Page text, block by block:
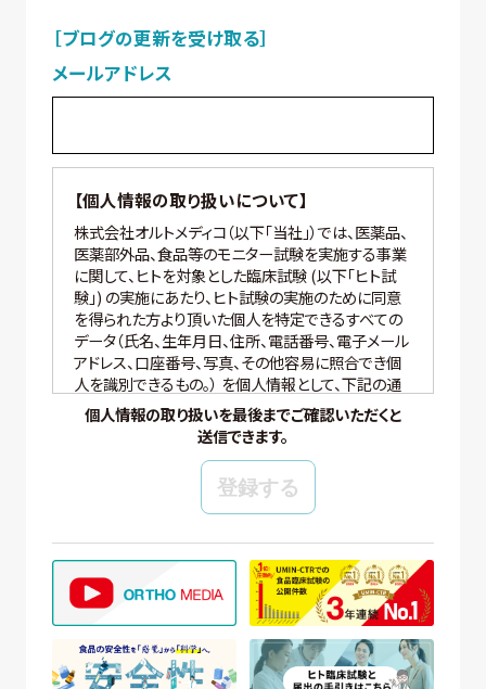
［ブログの更新を受け取る］
メールアドレス
【個人情報の取り扱いについて】
株式会社オルトメディコ（以下「当社」）では、医薬品、
医薬部外品、食品等のモニター試験を実施する事業
に関して、ヒトを対象とした臨床試験 (以下「ヒト試
験」) の実施にあたり、ヒト試験の実施のために同意
を得られた方より頂いた個人を特定できるすべての
データ（氏名、生年月日、住所、電話番号、電子メール
アドレス、口座番号、写真、その他容易に照合でき個
人を識別できるもの。） を個人情報として、下記の通
り適切に取り扱いいたします。
当社では、個人情報の保護管理者として個人情報保
護管理者を任命し、個人情報保護法、その他関連す
【個人情報の取得と利用目的】
当社は、以下の場合に個人情報を取得、および利用
いたします。
(ア) モニター試験に参加頂く方の個人情報について
個人情報の取り扱いを最後までご確認いただくと
送信できます。